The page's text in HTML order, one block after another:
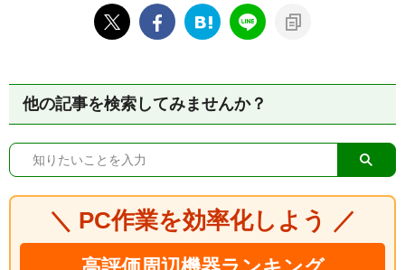
他の記事を検索してみませんか？
＼ PC作業を効率化しよう ／